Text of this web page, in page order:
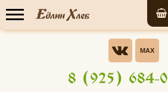
Прайс-лист
Хотели бы Вы участвовать в
бонусной системе ЭВО-
8 (925) 684-